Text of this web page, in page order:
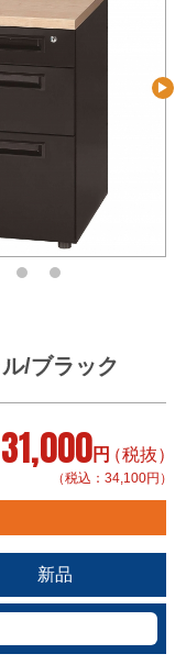
/ブラック
31,000円（税抜）
（税込：34,100円）
新品